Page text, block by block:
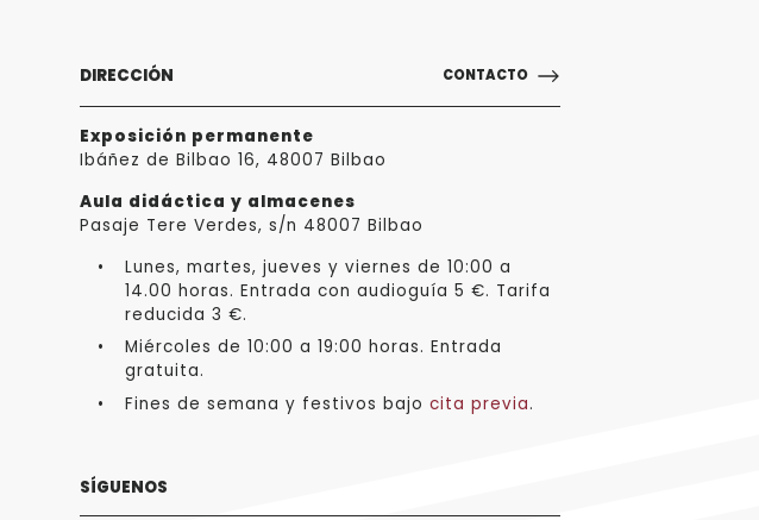
DIRECCIÓN CONTACTO
Exposición permanente
Ibáñez de Bilbao 16, 48007 Bilbao
Aula didáctica y almacenes
Pasaje Tere Verdes, s/n 48007 Bilbao
Lunes, martes, jueves y viernes de 10:00 a
14.00 horas. Entrada con audioguía 5 €. Tarifa
reducida 3 €.
Miércoles de 10:00 a 19:00 horas. Entrada
gratuita.
Fines de semana y festivos bajo cita previa.
SÍGUENOS